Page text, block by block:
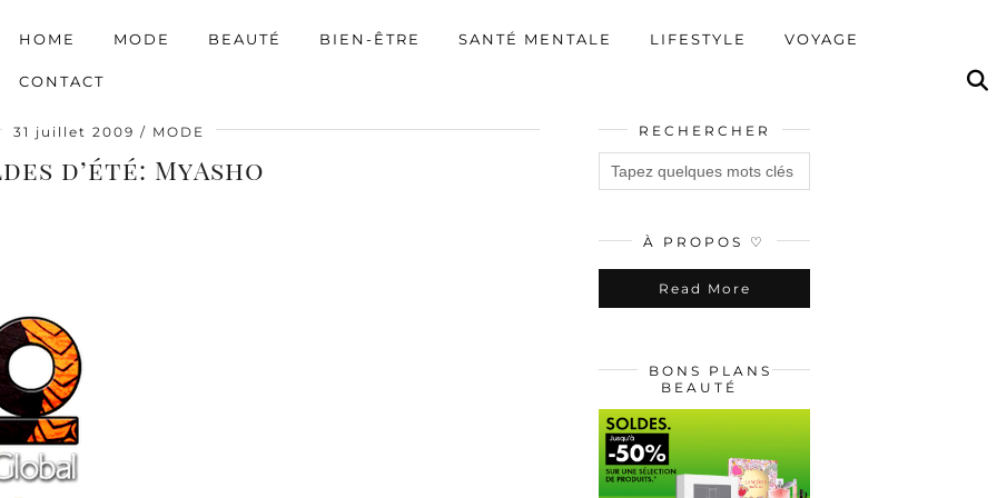
HOME MODE BEAUTÉ BIEN-ÊTRE SANTÉ MENTALE LIFESTYLE VOYAGE
CONTACT
31 juillet 2009 MODE
d’été: MyAsho
RECHERCHER
À PROPOS ♡
Read More
BONS PLANS
BEAUTÉ